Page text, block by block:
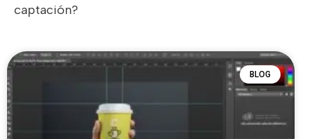
captación?
BLOG